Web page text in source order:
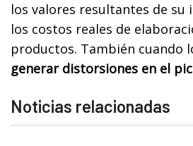
los valores resultantes de su
los costos reales de
productos. También cuando
generar distorsiones en el
Noticias relacionadas